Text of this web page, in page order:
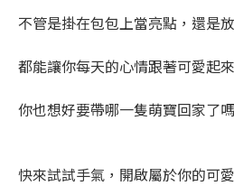
不管是掛在包包上當亮點，還是
都能讓你每天的心情跟著可愛起
你也想好要帶哪一隻萌寶回家了
快來試試手氣，開啟屬於你的可